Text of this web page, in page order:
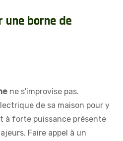
une borne de
ne s'improvise pas.
de sa maison pour y
à forte puissance présente
Faire appel à un